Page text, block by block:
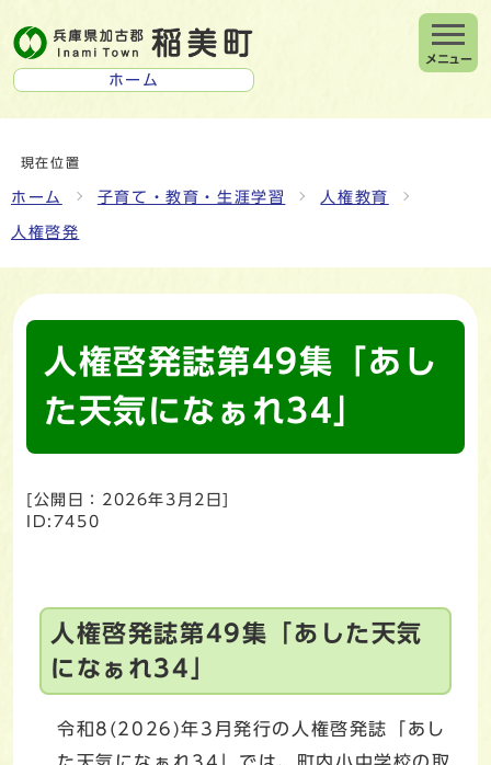
ホーム
メニュー
現在位置
ホーム 子育て・教育・生涯学習 人権教育
人権啓発
人権啓発誌第49集「あし
た天気になぁれ34」
[公開日： 2026年3月2日]
ID:7450
人権啓発誌第49集「あした天気
になぁれ34」
令和8(2026)年3月発行の人権啓発誌「あし
た天気になぁれ34」では、町内小中学校の取